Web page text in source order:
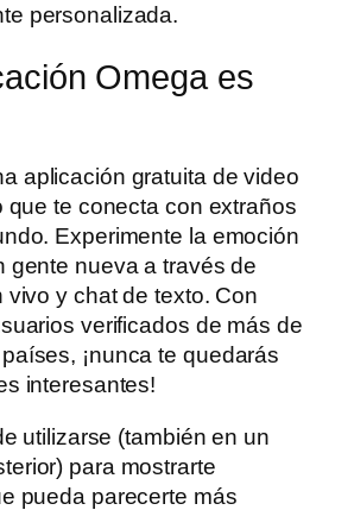
personalizada.
Omega es
aplicación gratuita de video
que te conecta con extraños
Experimente la emoción
gente nueva a través de
vivo y chat de texto. Con
verificados de más de
¡nunca te quedarás
interesantes!
utilizarse (también en un
para mostrarte
pueda parecerte más